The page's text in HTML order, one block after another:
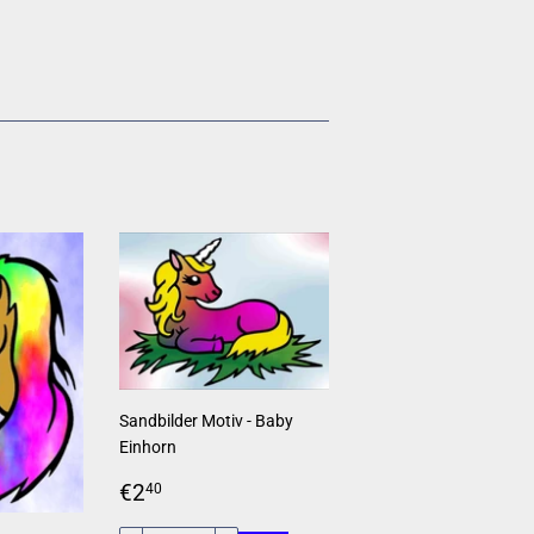
Sandbilder Motiv - Baby
Einhorn
Normaler
€240